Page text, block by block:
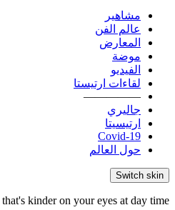
مشاهير
عالم الفن
المعارض
موضة
الفيديو
لقاءات ارتيستا
—————
جاليري
ارتيسيتا
Covid-19
حول العالم
Switch skin
kinder on your eyes at day time.